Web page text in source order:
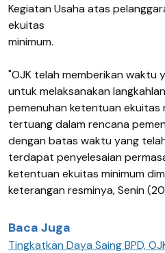
Kegiatan Usaha atas
ekuitas
minimum.
"OJK telah memberikan waktu
untuk melaksanakan
pemenuhan ketentuan ekuitas
tertuang dalam rencana
dengan batas waktu yang
terdapat penyelesaian
ketentuan ekuitas minimum
keterangan resminya, Senin
Baca Juga
Tingkatkan Daya Saing BPD,